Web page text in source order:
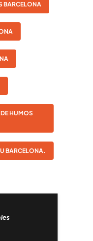
BARCELONA
HUMOS
BARCELONA.